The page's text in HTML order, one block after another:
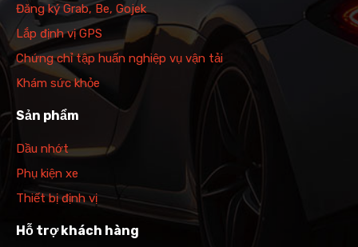
Đăng ký Grab, Be, Gojek
Lắp định vị GPS
Chứng chỉ tập huấn nghiệp vụ vận tải
Khám sức khỏe
Sản phẩm
Dầu nhớt
Phụ kiện xe
Thiết bị định vị
Hỗ trợ khách hàng